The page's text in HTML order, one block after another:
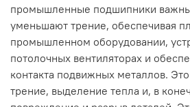
промышленные подшипники
уменьшают трение, обеспечивая
промышленном оборудовании,
потолочных вентиляторах и
контакта подвижных металлов.
трение, выделение тепла и, в